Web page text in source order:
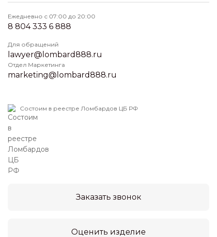
Ежедневно с 07:00 до 20:00
8 804 333 6 888
Для обращений
lawyer@lombard888.ru
Отдел Маркетинга
marketing@lombard888.ru
Состоим в реестре Ломбардов ЦБ РФ
Заказать звонок
Оценить изделие